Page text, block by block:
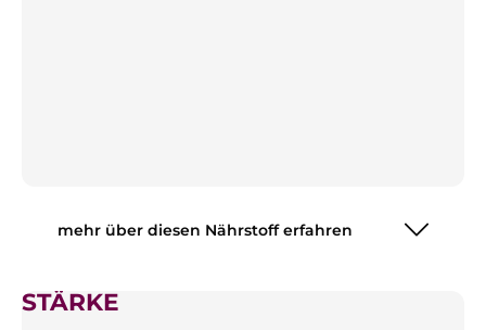
mehr über diesen Nährstoff erfahren
STÄRKE